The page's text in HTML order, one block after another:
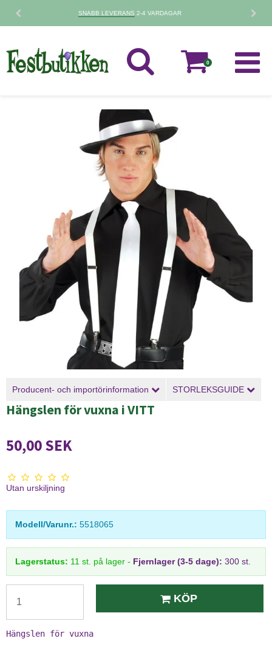
30 DAGARSRETURPOLICY
0
Producent- och importörinformation STORLEKSGUIDE
Hängslen för vuxna i VITT
50,00 SEK
Utan urskiljning
Modell/Varunr.: 5518065
Lagerstatus: 11 st. på lager - Fjernlager (3-5 dage): 300 st.
KÖP
Hängslen för vuxna